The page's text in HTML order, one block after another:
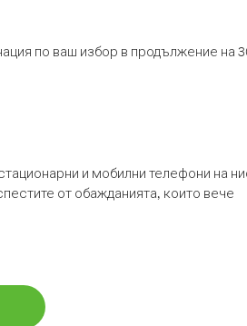
по ваш избор в продължение на
и мобилни телефони на
от обажданията, които вече